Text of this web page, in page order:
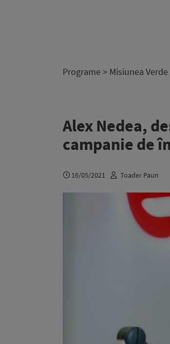
Programe > Misiunea Verde
Alex Nedea,
campanie de
16/05/2021 Toader Paun